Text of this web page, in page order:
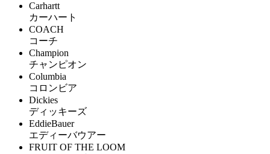
Carhartt
カーハート
COACH
コーチ
Champion
チャンピオン
Columbia
コロンビア
Dickies
ディッキーズ
EddieBauer
エディーバウアー
FRUIT OF THE LOOM